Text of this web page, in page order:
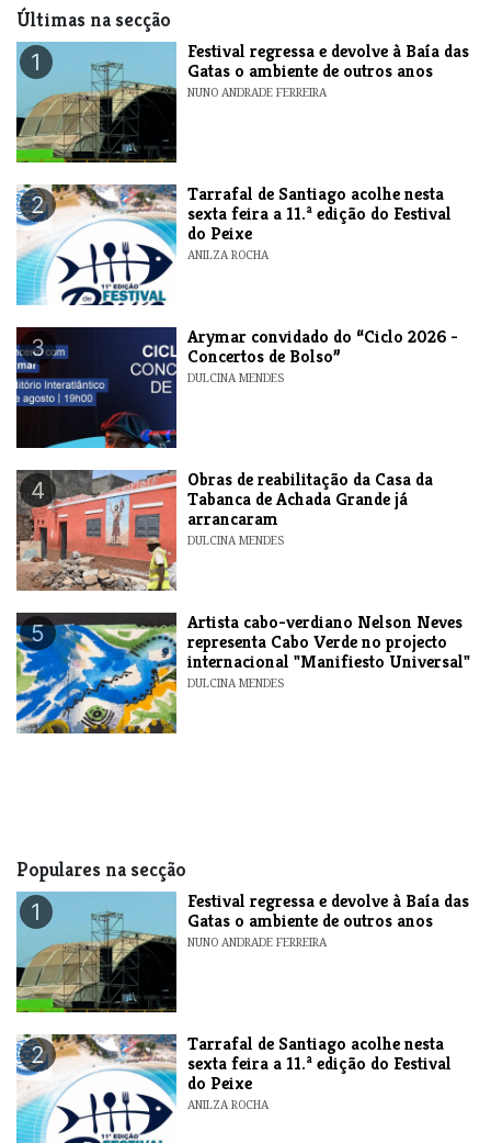
Últimas na secção
1
Festival regressa e devolve à Baía das
Gatas o ambiente de outros anos
NUNO ANDRADE FERREIRA
2
Tarrafal de Santiago acolhe nesta
sexta feira a 11.ª edição do Festival
do Peixe
ANILZA ROCHA
3
​Arymar convidado do “Ciclo 2026 -
Concertos de Bolso”
DULCINA MENDES
4
​Obras de reabilitação da Casa da
Tabanca de Achada Grande já
arrancaram
DULCINA MENDES
5
​Artista cabo-verdiano Nelson Neves
representa Cabo Verde no projecto
internacional "Manifiesto Universal"
DULCINA MENDES
Populares na secção
1
Festival regressa e devolve à Baía das
Gatas o ambiente de outros anos
NUNO ANDRADE FERREIRA
2
Tarrafal de Santiago acolhe nesta
sexta feira a 11.ª edição do Festival
do Peixe
ANILZA ROCHA